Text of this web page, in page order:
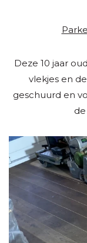
Deze 10 jaar
vlekjes en
geschuurd en